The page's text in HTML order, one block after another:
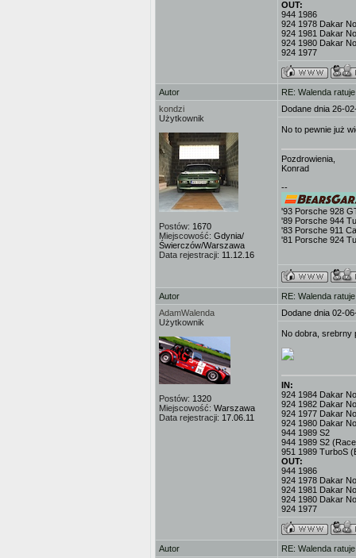
OUT:
944 1986
924 1978 Dakar
924 1981 Dakar
924 1980 Dakar
924 1977
Autor
RE: Walenda
kondzi
Użytkownik
Postów: 1670
Miejscowość: Gdynia/
Świerczów/Warszawa
Data rejestracji: 11.12.16
Dodane dnia 26-
No to pewnie już
Pozdrowienia,
Konrad
--
'93 Porsche 928
'89 Porsche 944
'83 Porsche 911
'81 Porsche 924
Autor
RE: Walenda
AdamWalenda
Użytkownik
Postów: 1320
Miejscowość: Warszawa
Data rejestracji: 17.06.11
Dodane dnia 02-
No dobra, srebrny
IN:
924 1984 Dakar
924 1982 Dakar
924 1977 Dakar
924 1980 Dakar
944 1989 S2
944 1989 S2
951 1989 TurboS
OUT:
944 1986
924 1978 Dakar
924 1981 Dakar
924 1980 Dakar
924 1977
Autor
RE: Walenda